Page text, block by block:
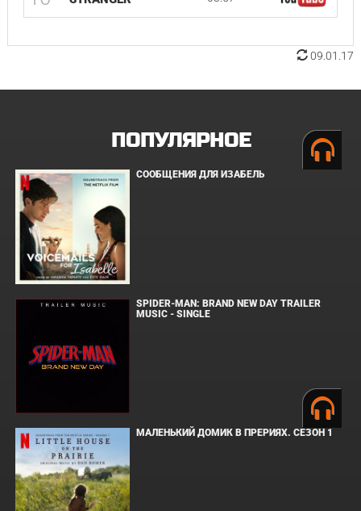
09.01.17
ПОПУЛЯРНОЕ
СООБЩЕНИЯ ДЛЯ ИЗАБЕЛЬ
SPIDER-MAN: BRAND NEW DAY TRAILER
MUSIC - SINGLE
МАЛЕНЬКИЙ ДОМИК В ПРЕРИЯХ. СЕЗОН 1